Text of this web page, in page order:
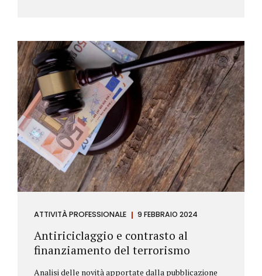
ATTIVITÀ PROFESSIONALE 9 FEBBRAIO 2024
Antiriciclaggio e contrasto al
finanziamento del terrorismo
Analisi delle novità apportate dalla pubblicazione